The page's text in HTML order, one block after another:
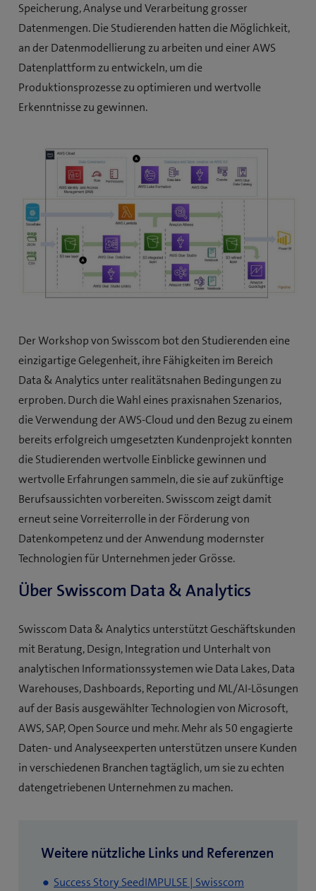
e
i
n
n
e
u
s
F
e
n
s
t
Speicherung, Analyse und Verarbeitung grosser
Datenmengen. Die Studierenden hatten die Möglichkeit,
an der Datenmodellierung zu arbeiten und einer AWS
Datenplattform zu entwickeln, um die
Produktionsprozesse zu optimieren und wertvolle
Erkenntnisse zu gewinnen.
Der Workshop von Swisscom bot den Studierenden eine
einzigartige Gelegenheit, ihre Fähigkeiten im Bereich
Data & Analytics unter realitätsnahen Bedingungen zu
erproben. Durch die Wahl eines praxisnahen Szenarios,
die Verwendung der AWS-Cloud und den Bezug zu einem
bereits erfolgreich umgesetzten Kundenprojekt konnten
die Studierenden wertvolle Einblicke gewinnen und
wertvolle Erfahrungen sammeln, die sie auf zukünftige
Berufsaussichten vorbereiten. Swisscom zeigt damit
erneut seine Vorreiterrolle in der Förderung von
Datenkompetenz und der Anwendung modernster
Technologien für Unternehmen jeder Grösse.
Über Swisscom Data & Analytics
Swisscom Data & Analytics unterstützt Geschäftskunden
mit Beratung, Design, Integration und Unterhalt von
analytischen Informationssystemen wie Data Lakes, Data
Warehouses, Dashboards, Reporting und ML/AI-Lösungen
auf der Basis ausgewählter Technologien von Microsoft,
AWS, SAP, Open Source und mehr. Mehr als 50 engagierte
Daten- und Analyseexperten unterstützen unsere Kunden
in verschiedenen Branchen tagtäglich, um sie zu echten
datengetriebenen Unternehmen zu machen.
Weitere nützliche Links und Referenzen
Success Story SeedIMPULSE | Swisscom